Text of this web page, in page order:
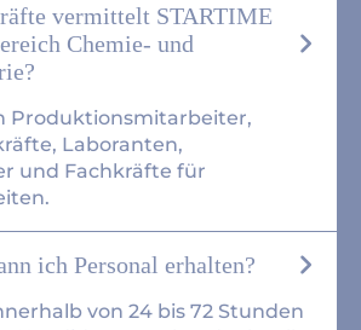
vermittelt STARTIME
Chemie- und
Produktionsmitarbeiter,
Laboranten,
und Fachkräfte für
ich Personal erhalten?
von 24 bis 72 Stunden